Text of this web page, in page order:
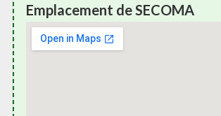
Emplacement de SECOMA